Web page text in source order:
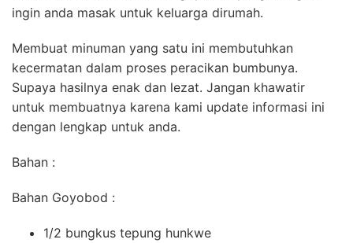
ingin anda masak untuk keluarga dirumah.
Membuat minuman yang satu ini membutuhkan
kecermatan dalam proses peracikan bumbunya.
Supaya hasilnya enak dan lezat. Jangan khawatir
untuk membuatnya karena kami update informasi ini
dengan lengkap untuk anda.
Bahan :
Bahan Goyobod :
1/2 bungkus tepung hunkwe